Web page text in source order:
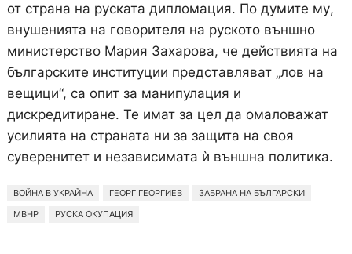
от страна на руската дипломация. По думите му,
внушенията на говорителя на руското външно
министерство Мария Захарова, че действията на
българските институции представляват „лов на
вещици“, са опит за манипулация и
дискредитиране. Те имат за цел да омаловажат
усилията на страната ни за защита на своя
суверенитет и независимата ѝ външна политика.
ВОЙНА В УКРАЙНА ГЕОРГ ГЕОРГИЕВ
ЗАБРАНА НА БЪЛГАРСКИ
МВНР
РУСКА ОКУПАЦИЯ